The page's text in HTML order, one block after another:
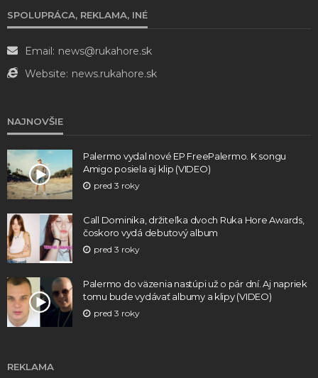
SPOLUPRÁCA, REKLAMA, INÉ
Email: news@rukahore.sk
Website: news.rukahore.sk
NAJNOVŠIE
Palermo vydal nové EP FreePalermo. K songu
Amigo posiela aj klip (VIDEO)
pred 3 roky
Call Dominika, držiteľka dvoch Ruka Hore Awards,
čoskoro vydá debutový album
pred 3 roky
Palermo do väzenia nastúpi už o pár dní. Aj napriek
tomu bude vydávať albumy a klipy (VIDEO)
pred 3 roky
REKLAMA